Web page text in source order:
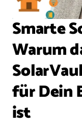
Smarte
Warum
für Dein
ist